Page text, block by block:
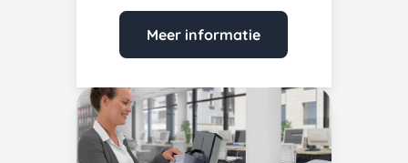
Meer informatie